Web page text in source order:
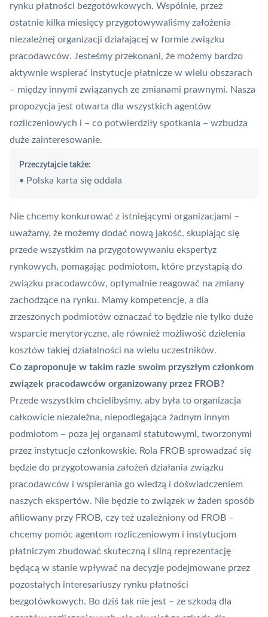
rynku płatności bezgotówkowych. Wspólnie, przez
ostatnie kilka miesięcy przygotowywaliśmy założenia
niezależnej organizacji działającej w formie związku
pracodawców. Jesteśmy przekonani, że możemy bardzo
aktywnie wspierać instytucje płatnicze w wielu obszarach
– między innymi związanych ze zmianami prawnymi. Nasza
propozycja jest otwarta dla wszystkich agentów
rozliczeniowych i – co potwierdziły spotkania – wzbudza
duże zainteresowanie.
Przeczytajcie także:
• Polska karta się oddala
Nie chcemy konkurować z istniejącymi organizacjami –
uważamy, że możemy dodać nową jakość, skupiając się
przede wszystkim na przygotowywaniu ekspertyz
rynkowych, pomagając podmiotom, które przystąpią do
związku pracodawców, optymalnie reagować na zmiany
zachodzące na rynku. Mamy kompetencje, a dla
zrzeszonych podmiotów oznaczać to będzie nie tylko duże
wsparcie merytoryczne, ale również możliwość dzielenia
kosztów takiej działalności na wielu uczestników.
Co zaproponuje w takim razie swoim przyszłym członkom
związek pracodawców organizowany przez FROB?
Przede wszystkim chcielibyśmy, aby była to organizacja
całkowicie niezależna, niepodlegająca żadnym innym
podmiotom – poza jej organami statutowymi, tworzonymi
przez instytucje członkowskie. Rola FROB sprowadzać się
będzie do przygotowania założeń działania związku
pracodawców i wspierania go wiedzą i doświadczeniem
naszych ekspertów. Nie będzie to związek w żaden sposób
afiliowany przy FROB, czy też uzależniony od FROB –
chcemy pomóc agentom rozliczeniowym i instytucjom
płatniczym zbudować skuteczną i silną reprezentację
będącą w stanie wpływać na decyzje podejmowane przez
pozostałych interesariuszy rynku płatności
bezgotówkowych. Bo dziś tak nie jest – ze szkodą dla